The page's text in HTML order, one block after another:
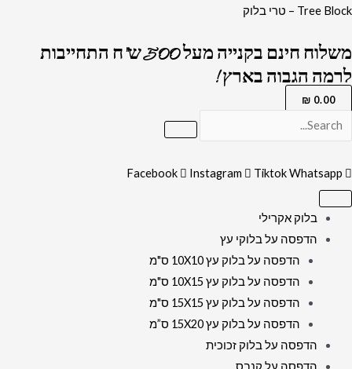
דילוג
Tree Block – טרי בלוק
משלוח חינם בקנייה מעל 500 ש"ח התחייבות
לרמה הגבוה בארץ !
0.00
₪
Facebook Instagram TiktokWhatsapp
בלוק אקרילי
הדפסה על בלוקי עץ
הדפסה על בלוק עץ 10X10 ס"מ
הדפסה על בלוק עץ 10X15 ס"מ
הדפסה על בלוק עץ 15X15 ס"מ
הדפסה על בלוק עץ 15X20 ס”מ
הדפסה על בלוק זכוכית
כמות
2829
-
שלט
ברכת
לשבח
על
קנבס
זכוכית
מחוסמת